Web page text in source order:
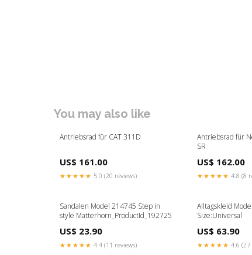
You may also like
Antriebsrad für CAT 311D
US$ 161.00
★★★★★ 5.0 (20 reviews)
Antriebsrad für
SR
US$ 162.00
★★★★★ 4.8 (8
Sandalen Model 214745 Step in
style Matterhorn_ProductId_192725
US$ 23.90
★★★★★ 4.4 (11 reviews)
Alltagskleid
Size:Universal
US$ 63.90
★★★★★ 4.6 (27